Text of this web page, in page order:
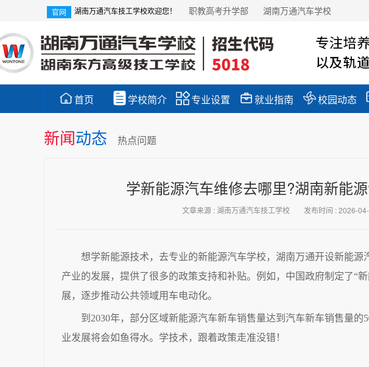
官网 湖南万通汽车技工学校欢迎您！ 职教高考升学部 湖南万通汽车学校
首页  学校简介 专业设置 就业指南 校园动态
新闻动态 热点问题
学新能源汽车维修去哪里?湖南新能
文章来源 : 湖南万通汽车技工学校 发布时间 : 2026-
想学新能源技术，去专业的新能源汽车学校，湖南万通开设新能
产业的发展，提供了很多的政策支持和补贴。例如，中国政府制定了“
展，逐步推动公共领域用车电动化。
到2030年，部分区域新能源汽车新车销售量达到汽车新车销售量
业发展将会如鱼得水。学技术，跟着政策走准没错！